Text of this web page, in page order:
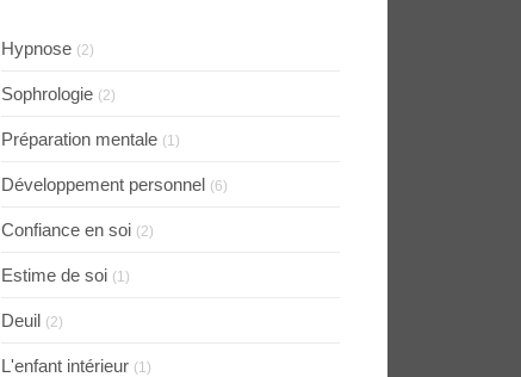
Hypnose (2)
Sophrologie (2)
Préparation mentale (1)
Développement personnel (6)
Confiance en soi (2)
Estime de soi (1)
Deuil (2)
L'enfant intérieur (1)